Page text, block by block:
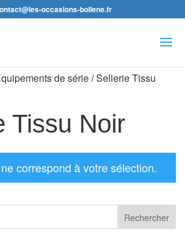
occasions-bollene.fr
de série / Sellerie Tissu
Tissu Noir
correspond à votre sélection.